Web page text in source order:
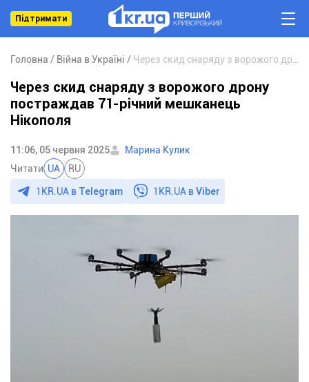
Підтримати
Головна Війна в Україні
Через скид снаряду з ворожого дрону
постраждав 71-річний мешканець
Нікополя
11:06, 05 червня 2025
Марина Кулик
Читати UA RU
1KR.UA в Telegram 1KR.UA вViber